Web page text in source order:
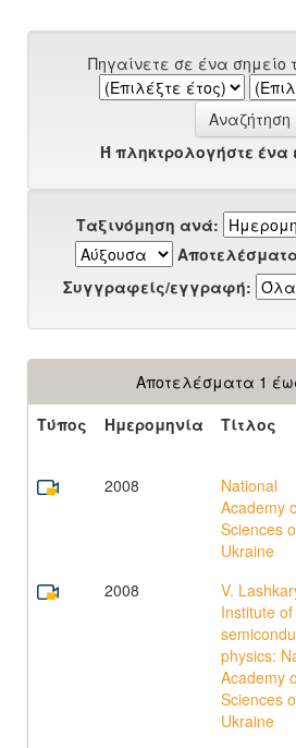
Πηγαίνετε σε ένα σημείο
Ή πληκτρολογήστε ένα
Ταξινόμηση ανά:
Συγγραφείς/εγγραφή:
Αποτελέσματα 1
Τύπος
Ημερομηνία Τίτλος
2008
National
Academy
Sciences
Ukraine
2008
V.
Institute of
physics:
Academy
Sciences
Ukraine